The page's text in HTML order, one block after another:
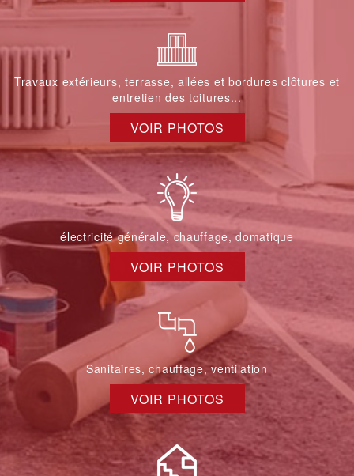
Travaux extérieurs, terrasse, allées et bordures clôtures et
entretien des toitures...
VOIR PHOTOS
électricité générale, chauffage, domatique
VOIR PHOTOS
Sanitaires, chauffage, ventilation
VOIR PHOTOS